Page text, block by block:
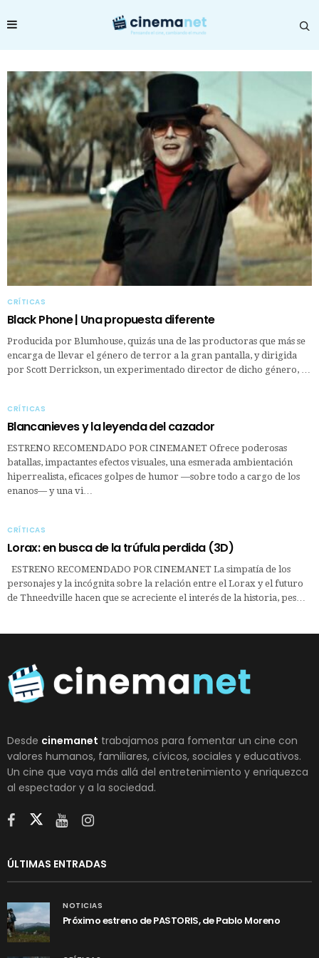
CRÍTICAS
Black Phone | Una propuesta diferente
Producida por Blumhouse, quizás una de las productoras que más se
encarga de llevar el género de terror a la gran pantalla, y dirigida
por Scott Derrickson, un experimentado director de dicho género, …
CRÍTICAS
Blancanieves y la leyenda del cazador
ESTRENO RECOMENDADO POR CINEMANET Ofrece poderosas
batallas, impactantes efectos visuales, una esmerada ambientación
hiperrealista, eficaces golpes de humor —sobre todo a cargo de los
enanos— y una vi…
CRÍTICAS
Lorax: en busca de la trúfula perdida (3D)
ESTRENO RECOMENDADO POR CINEMANET La simpatía de los
personajes y la incógnita sobre la relación entre el Lorax y el futuro
de Thneedville hacen que se acreciente el interés de la historia, pes…
Desde cinemanet trabajamos para fomentar un cine con
valores humanos, familiares, cívicos, sociales y educativos.
Un cine que vaya más allá del entretenimiento y enriquezca
al espectador y a la sociedad.
ÚLTIMAS ENTRADAS
NOTICIAS
Próximo estreno de PASTORIS, de Pablo Moreno